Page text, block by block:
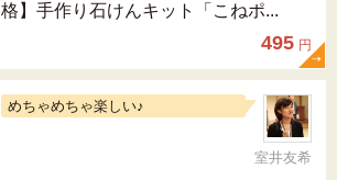
格】手作り石けんキット「こねポ...
495 円
めちゃめちゃ楽しい♪
室井友希